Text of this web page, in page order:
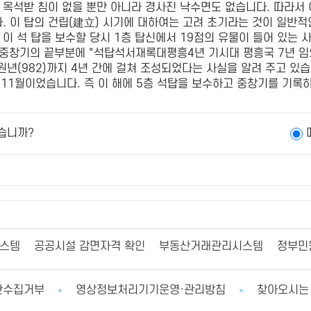
석받 침이 없을 뿐만 아니라 경사진 낙수면도 없습니다. 따라
이 탑의 건립(建立) 시기에 대하여는 고려 초기라는 것이 일반
석 탑을 보수할 당시 1층 탑신에서 19점의 유물이 들어 있는
기의 끝부분에 "석탑석서재록대평흥4년 기시대 평흥국 7년
(982)까지 4년 간에 걸쳐 조성되었다는 사실을 알려 주고 있
이었습니다. 즉 이 해에 5층 석탑을 보수하고 중창기를 기록
니까?
템 공공시설 감면자격 확인 부동산거래관리시스템 정부
집거부 영상정보처리기기운영·관리방침 찾아오시